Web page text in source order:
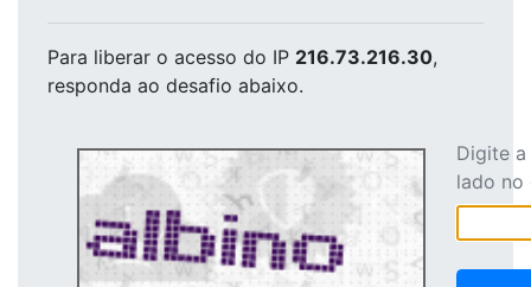
Para liberar o acesso do IP 216.73.216.30,
responda ao desafio abaixo.
Digite
lado no